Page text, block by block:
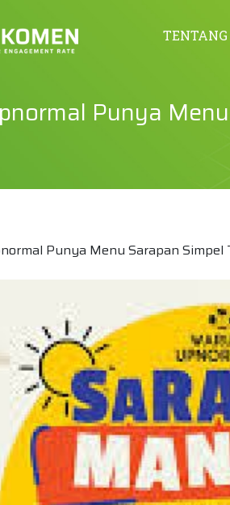
Punya
Punya Menu Sarapan